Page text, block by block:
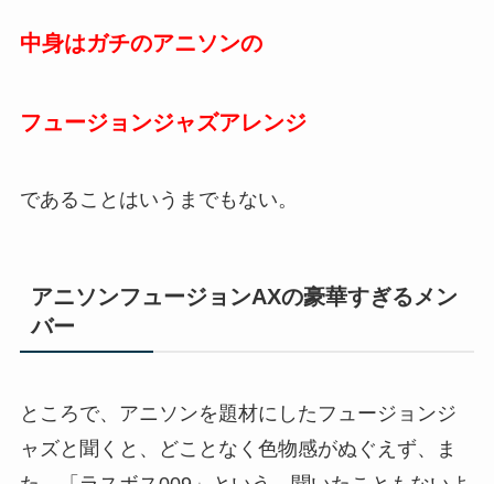
中身はガチのアニソンの
フュージョンジャズアレンジ
であることはいうまでもない。
アニソンフュージョンAXの豪華すぎるメン
バー
ところで、アニソンを題材にしたフュージョンジ
ャズと聞くと、どことなく色物感がぬぐえず、ま